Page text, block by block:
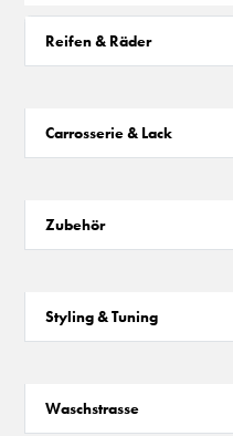
Reifen & Räder
Carrosserie & Lack
Zubehör
Styling & Tuning
Waschstrasse